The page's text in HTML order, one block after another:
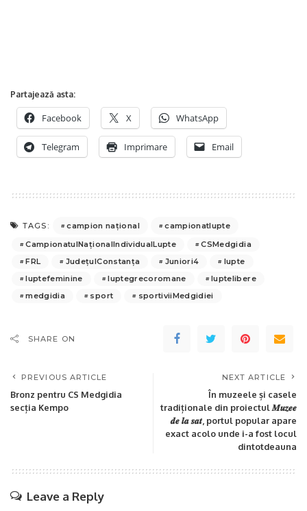
Partajează asta:
Facebook X WhatsApp
Telegram Imprimare Email
TAGS: campion național
campionatlupte
CampionatulNaționalIndividualLupte
CSMedgidia
FRL
JudețulConstanța Juniori4
lupte
luptefeminine
luptegrecoromane
luptelibere
medgidia
sport sportiviiMedgidiei
SHARE ON
PREVIOUS ARTICLE
Bronz pentru CS Medgidia
secția Kempo
NEXT ARTICLE
În muzeele și casele
tradiționale din proiectul 𝑴𝒖𝒛𝒆𝒆
𝒅𝒆 𝒍𝒂 𝒔𝒂𝒕, portul popular apare
exact acolo unde i-a fost locul
dintotdeauna
Leave a Reply